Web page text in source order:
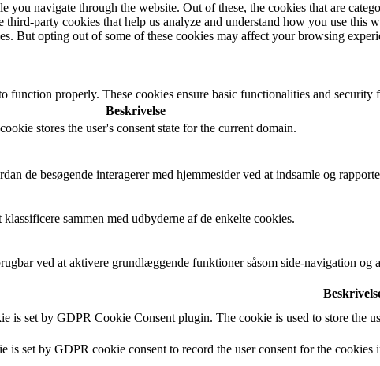
navigate through the website. Out of these, the cookies that are
party cookies that help us analyze and understand how you use
But opting out of some of these cookies may affect your browsing
function properly. These cookies ensure basic functionalities and security
Beskrivelse
stores the user's consent state for the current domain.
de besøgende interagerer med hjemmesider ved at indsamle og
sammen med udbyderne af de enkelte cookies.
ved at aktivere grundlæggende funktioner såsom side-navigation
is set by GDPR Cookie Consent plugin. The cookie is used to store the
is set by GDPR cookie consent to record the user consent for the